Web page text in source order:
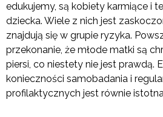
edukujemy, są kobiety karmiące i
dziecka. Wiele z nich jest
znajdują się w grupie ryzyka.
przekonanie, że młode matki są
piersi, co niestety nie jest prawdą.
konieczności samobadania i
profilaktycznych jest równie